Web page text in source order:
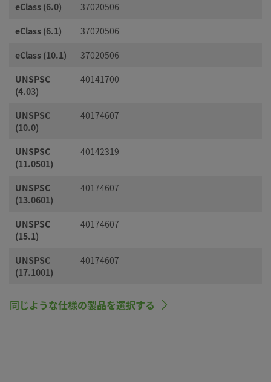
eClass (6.0)
37020506
eClass (6.1)
37020506
eClass (10.1)
37020506
UNSPSC
(4.03)
40141700
UNSPSC
(10.0)
40174607
UNSPSC
(11.0501)
40142319
UNSPSC
(13.0601)
40174607
UNSPSC
(15.1)
40174607
UNSPSC
(17.1001)
40174607
同じような仕様の製品を選択する